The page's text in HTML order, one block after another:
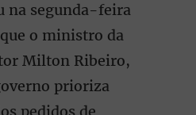
na segunda-feira
o ministro da
Milton Ribeiro,
prioriza